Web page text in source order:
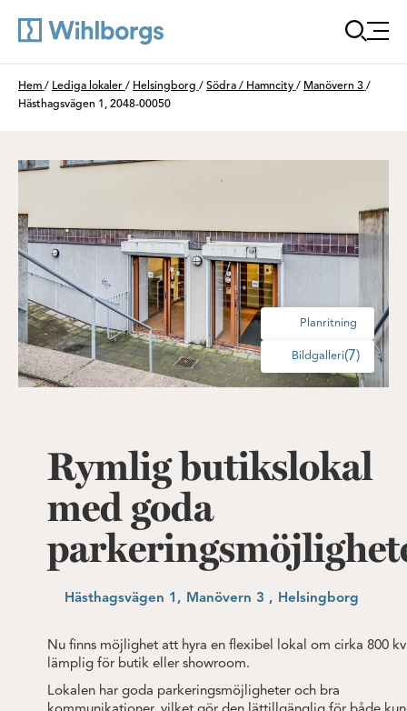
Du är här:
Hem / Lediga lokaler / Helsingborg / Södra / Hamncity / Manövern 3 /
Hästhagsvägen 1, 2048-00050
Planritning
Bildgalleri(7)
Rymlig butikslokal
med goda
Hästhagsvägen 1, Manövern 3 , Helsingborg
Nu finns möjlighet att hyra en flexibel lokal om cirka 800
lämplig för butik eller showroom.
Lokalen har goda parkeringsmöjligheter och bra